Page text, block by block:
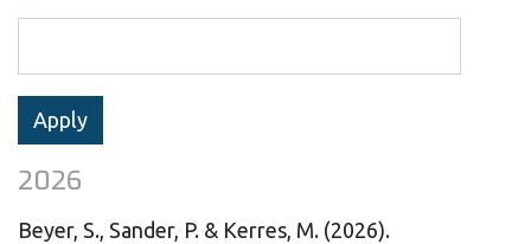
2026
Beyer, S., Sander, P. & Kerres, M. (2026).